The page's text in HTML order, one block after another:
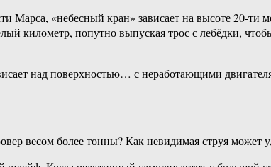
Марса, «небесный кран» зависает на высоте 20-ти
километр, попутно выпуская трос с лебёдки,
над поверхностью… с неработающими
весом более тонны? Как невидимая струя может